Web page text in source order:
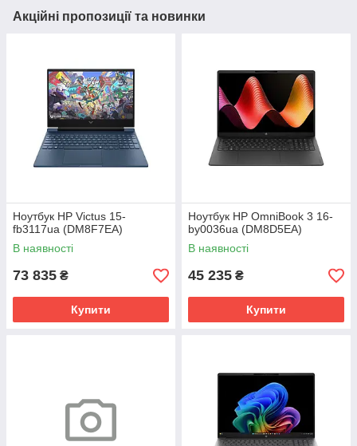
Акційні пропозиції та новинки
Ноутбук HP Victus 15-
fb3117ua (DM8F7EA)
В наявності
73 835 ₴
Купити
Ноутбук HP OmniBook 3 16-
by0036ua (DM8D5EA)
В наявності
45 235 ₴
Купити